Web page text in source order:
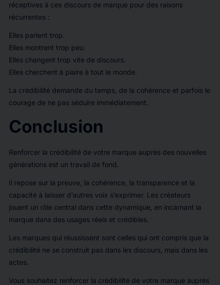
réceptives à ces discours de marque pour des raisons
récurrentes :
Elles parlent trop.
Elles montrent trop peu.
Elles changent trop vite de discours.
Elles cherchent à plaire à tout le monde.
La crédibilité demande du temps, de la cohérence et parfois le
courage de ne pas séduire immédiatement.
Conclusion
Renforcer la crédibilité de votre marque auprès des nouvelles
générations est un travail de fond.
Il repose sur la preuve, la cohérence, la transparence et la
capacité à laisser d’autres voix s’exprimer. Les créateurs
jouent un rôle central dans cette dynamique, en incarnant la
marque dans des usages réels et crédibles.
Les marques qui réussissent sont celles qui ont compris que la
crédibilité ne se construit pas dans les discours, mais dans les
actes.
Vous souhaitez renforcer la crédibilité de votre marque auprès